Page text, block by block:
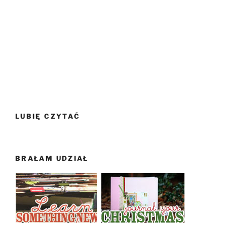
LUBIĘ CZYTAĆ
BRAŁAM UDZIAŁ